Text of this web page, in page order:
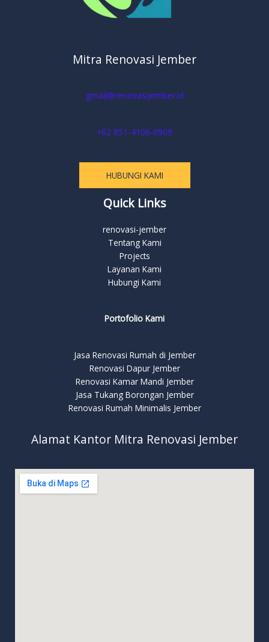
Mitra Renovasi Jember
gmail@renovasijember.id
+62 851-4106-0909
HUBUNGI KAMI
Quick Links
renovasi-jember
Tentang Kami
Projects
Layanan Kami
Hubungi Kami
Portofolio Kami
Jasa Renovasi Rumah di Jember
Renovasi Dapur Jember
Renovasi Kamar Mandi Jember
Jasa Tukang Borongan Jember
Renovasi Rumah Minimalis Jember
Alamat Kantor Mitra Renovasi Jember